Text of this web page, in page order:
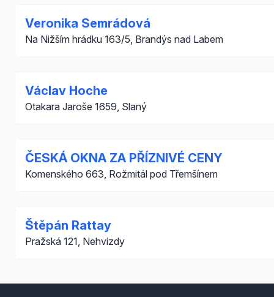
Veronika Semrádová
Na Nižším hrádku 163/5, Brandýs nad Labem
Václav Hoche
Otakara Jaroše 1659, Slaný
ČESKÁ OKNA ZA PŘÍZNIVÉ CENY
Komenského 663, Rožmitál pod Třemšínem
Štěpán Rattay
Pražská 121, Nehvizdy